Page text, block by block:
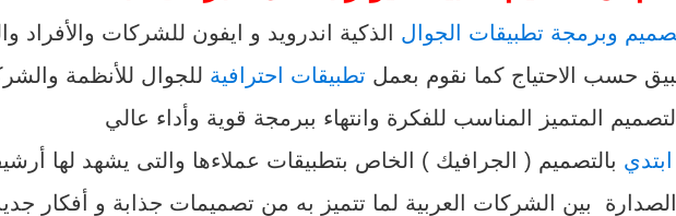
وبرمجة تطبيقات الجوال الذكية اندرويد و ايفون للشركات
حسب الاحتياج كما نقوم بعمل تطبيقات احترافية للجوال للأنظمة
التصميم المتميز المناسب للفكرة وانتهاء ببرمجة قوية وأداء عالي
بالتصميم ( الجرافيك ) الخاص بتطبيقات عملاءها والتى يشهد لها
بين الشركات العربية لما تتميز به من تصميمات جذابة و أفكار